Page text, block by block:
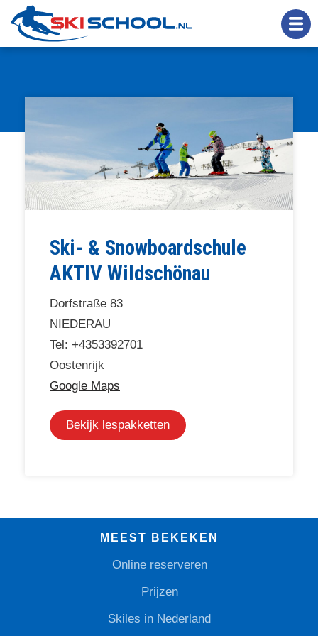
Overslaan
en
naar
de
Ski- & Snowboardschule
AKTIV Wildschönau
Dorfstraße 83
NIEDERAU
Tel: +4353392701
Oostenrijk
Google Maps
Bekijk lespakketten
MEEST BEKEKEN
Online reserveren
Prijzen
Skiles in Nederland